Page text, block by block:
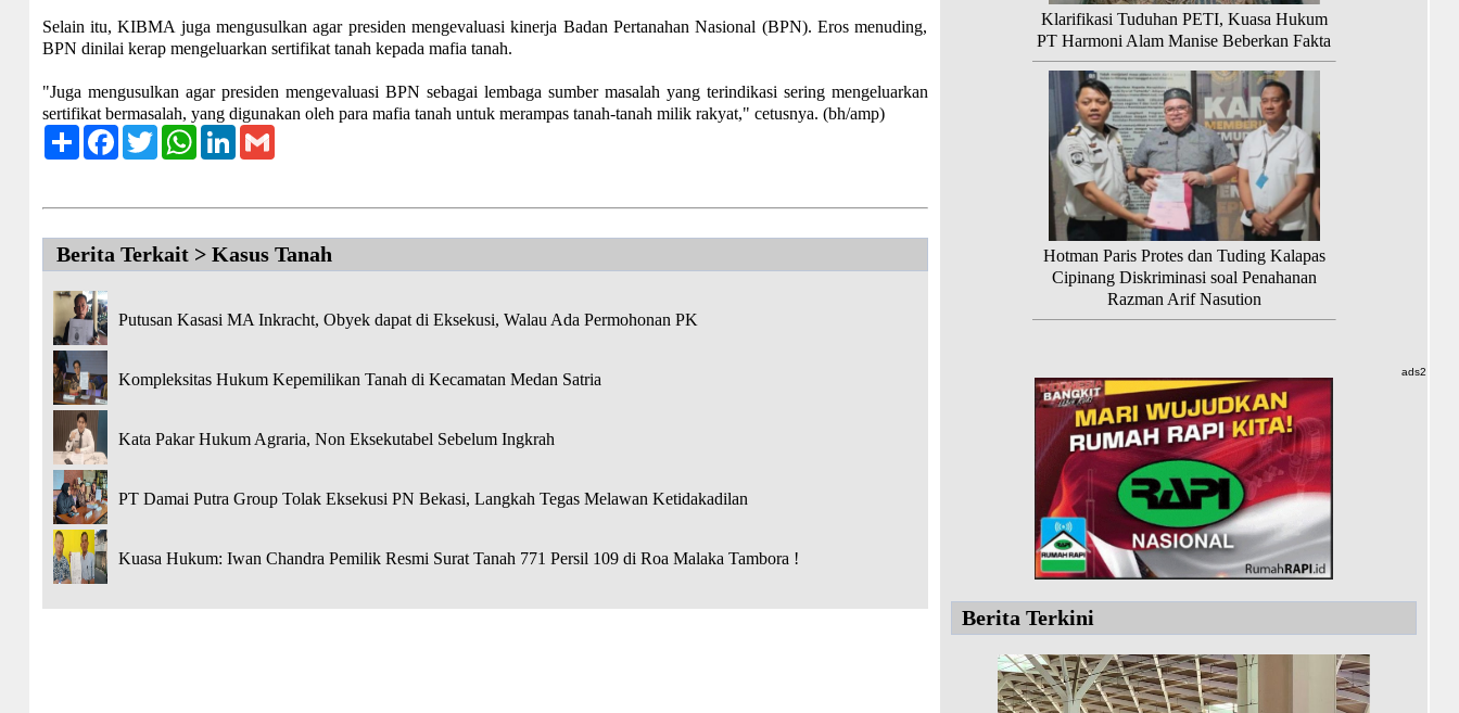
Selain itu, KIBMA juga mengusulkan agar presiden mengevaluasi kinerja Badan Pertanahan Nasional (BPN). Eros menuding,
BPN dinilai kerap mengeluarkan sertifikat tanah kepada mafia tanah.
"Juga mengusulkan agar presiden mengevaluasi BPN sebagai lembaga sumber masalah yang terindikasi sering mengeluarkan
sertifikat bermasalah, yang digunakan oleh para mafia tanah untuk merampas tanah-tanah milik rakyat," cetusnya. (bh/amp)
ShareFacebook
TwitterWhatsApp
LinkedInGmail
Berita Terkait > Kasus Tanah
Putusan Kasasi MA Inkracht, Obyek dapat di Eksekusi, Walau Ada Permohonan PK
Kompleksitas Hukum Kepemilikan Tanah di Kecamatan Medan Satria
Kata Pakar Hukum Agraria, Non Eksekutabel Sebelum Ingkrah
PT Damai Putra Group Tolak Eksekusi PN Bekasi, Langkah Tegas Melawan Ketidakadilan
Kuasa Hukum: Iwan Chandra Pemilik Resmi Surat Tanah 771 Persil 109 di Roa Malaka Tambora !
Klarifikasi Tuduhan PETI, Kuasa Hukum
PT Harmoni Alam Manise Beberkan Fakta
Hotman Paris Protes dan Tuding Kalapas
Cipinang Diskriminasi soal Penahanan
Razman Arif Nasution
ads2
Berita Terkini